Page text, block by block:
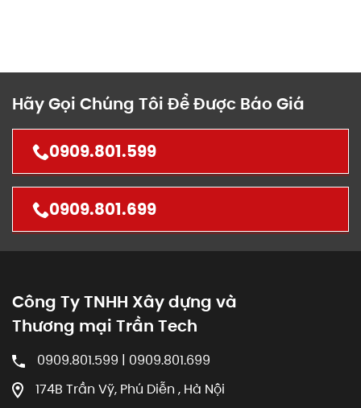
Hãy Gọi Chúng Tôi Để Được Báo Giá
0909.801.599
0909.801.699
Công Ty TNHH Xây dựng và
Thương mại Trần Tech
0909.801.599 | 0909.801.699
174B Trần Vỹ, Phú Diễn , Hà Nội